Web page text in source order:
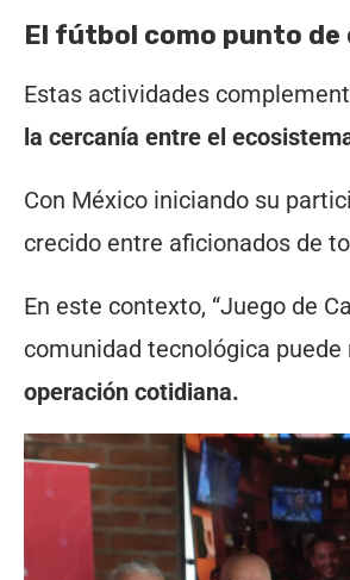
El fútbol como punto de
Estas actividades
la cercanía entre el
Con México iniciando su
crecido entre aficionados de
En este contexto, “Juego de
comunidad tecnológica puede
operación cotidiana.